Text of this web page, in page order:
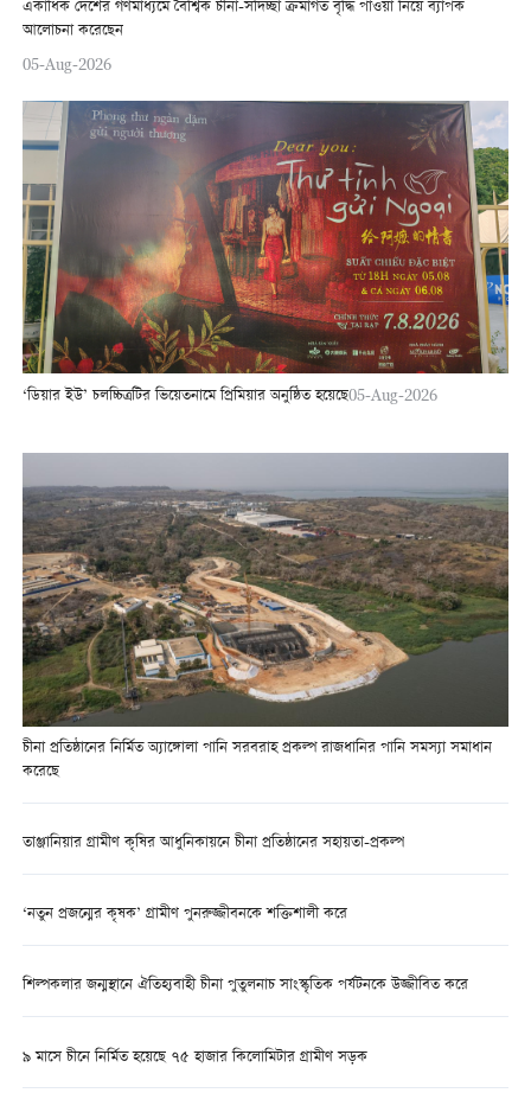
একাধিক দেশের গণমাধ্যমে বৈশ্বিক চীনা-সদিচ্ছা ক্রমাগত বৃদ্ধি পাওয়া নিয়ে ব্যাপক
আলোচনা করেছেন
05-Aug-2026
‘ডিয়ার ইউ’ চলচ্চিত্রটির ভিয়েতনামে প্রিমিয়ার অনুষ্ঠিত হয়েছে05-Aug-2026
চীনা প্রতিষ্ঠানের নির্মিত অ্যাঙ্গোলা পানি সরবরাহ প্রকল্প রাজধানির পানি সমস্যা সমাধান
করেছে
তাঞ্জানিয়ার গ্রামীণ কৃষির আধুনিকায়নে চীনা প্রতিষ্ঠানের সহায়তা-প্রকল্প
‘নতুন প্রজন্মের কৃষক’ গ্রামীণ পুনরুজ্জীবনকে শক্তিশালী করে
শিল্পকলার জন্মস্থানে ঐতিহ্যবাহী চীনা পুতুলনাচ সাংস্কৃতিক পর্যটনকে উজ্জীবিত করে
৯ মাসে চীনে নির্মিত হয়েছে ৭৫ হাজার কিলোমিটার গ্রামীণ সড়ক